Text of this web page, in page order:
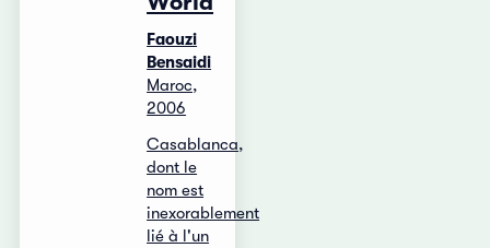
Faouzi
Bensaidi
Maroc,
2006
Casablanca,
dont le
nom est
inexorablement
lié à l'un